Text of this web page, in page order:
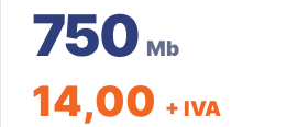
750 Mb
14,00 + IVA